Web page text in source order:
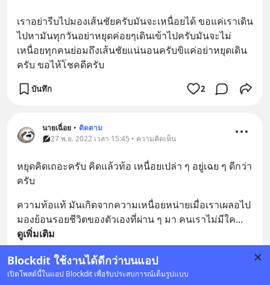
Blockdit ใช้งานได้ดีกว่าบนแอป
เปิดโพสต์นี้ในแอป Blockdit เพื่อรับประสบการณ์เต็มรูปแบบ
เราอย่ารีบไปมองเส้นชัยครับมันจะเหนื่อยได้ ขอแค่เราเดิน
ไปหามันทุกวันอย่าหยุดค่อยๆเดินเข้าไปครับมันจะไม่
เหนื่อยทุกคนย่อมถึงเส้นชัยแน่นอนครับขิแค่อย่าหยุดเดิน
ครับ ขอไห้โชคดีครับ
บันทึก 2
นายเฉื่อย • ติดตาม
27 พ.ย. 2022 เวลา 15:45 • ความคิดเห็น
หยุดคิดเถอะครับ คิดแล้วท้อ เหนื่อยเปล่า ๆ อยู่เฉย ๆ ดีกว่า
ครับ
ความท้อแท้ มันเกิดจากความเหนื่อยหน่ายเมื่อเราเผลอไป
มองย้อนรอยชีวิตของตัวเองที่ผ่าน ๆ มา คนเราไม่มีใค...
ดูเพิ่มเติม
บันทึก